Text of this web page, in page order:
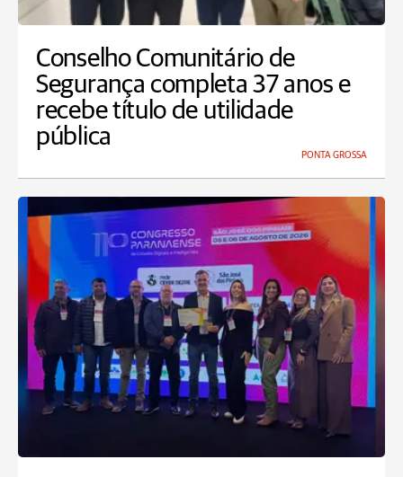
Conselho Comunitário de
Segurança completa 37 anos e
recebe título de utilidade
pública
PONTA GROSSA